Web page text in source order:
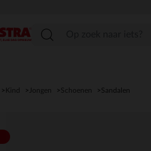
Kind Jongen Schoenen Sandalen